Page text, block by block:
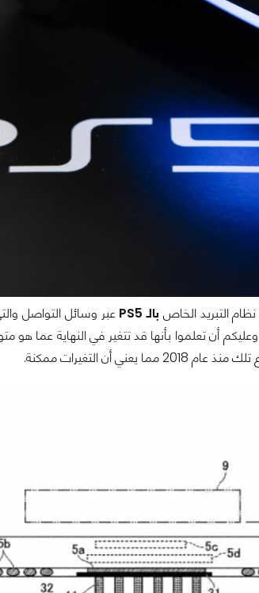
التبريد الخاص بالـ PS5 عبر وسائل التواصل
أن تعلموا بأنها قد تتغير في النهاية عما هو